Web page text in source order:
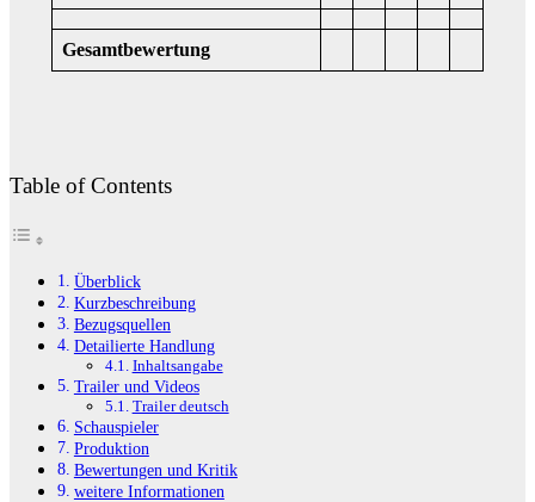
Gesamtbewertung
Table of Contents
Überblick
Kurzbeschreibung
Bezugsquellen
Detailierte Handlung
Inhaltsangabe
Trailer und Videos
Trailer deutsch
Schauspieler
Produktion
Bewertungen und Kritik
weitere Informationen